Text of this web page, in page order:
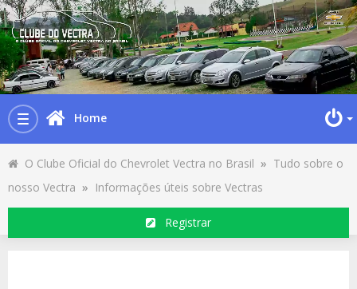
Toggle
navigation
Home
O Clube Oficial do Chevrolet Vectra no Brasil » Tudo sobre o
nosso Vectra » Informações úteis sobre Vectras
Registrar